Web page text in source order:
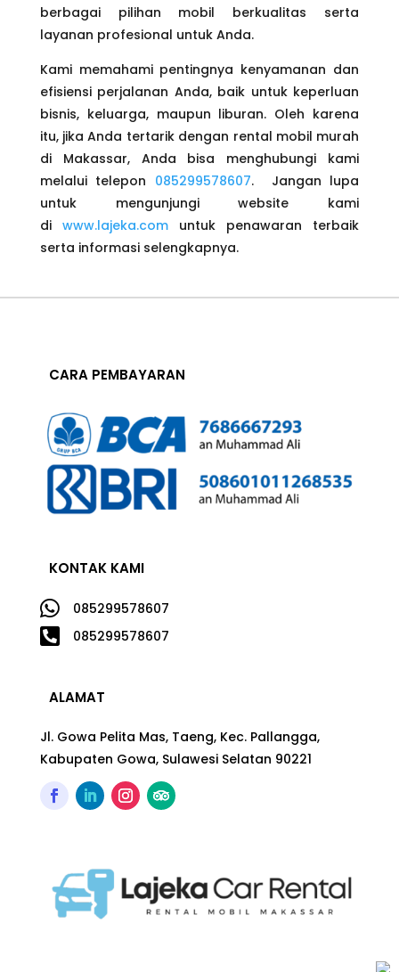
berbagai pilihan mobil berkualitas serta
layanan profesional untuk Anda.
Kami memahami pentingnya kenyamanan dan
efisiensi perjalanan Anda, baik untuk keperluan
bisnis, keluarga, maupun liburan. Oleh karena
itu, jika Anda tertarik dengan rental mobil murah
di Makassar, Anda bisa menghubungi kami
melalui telepon 085299578607. Jangan lupa
untuk mengunjungi website kami
di www.lajeka.comuntuk penawaran terbaik
serta informasi selengkapnya.
CARA PEMBAYARAN
KONTAK KAMI
 085299578607
 085299578607
ALAMAT
Jl. Gowa Pelita Mas, Taeng, Kec. Pallangga,
Kabupaten Gowa, Sulawesi Selatan 90221